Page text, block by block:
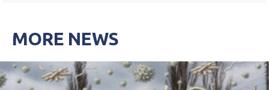
MORE NEWS